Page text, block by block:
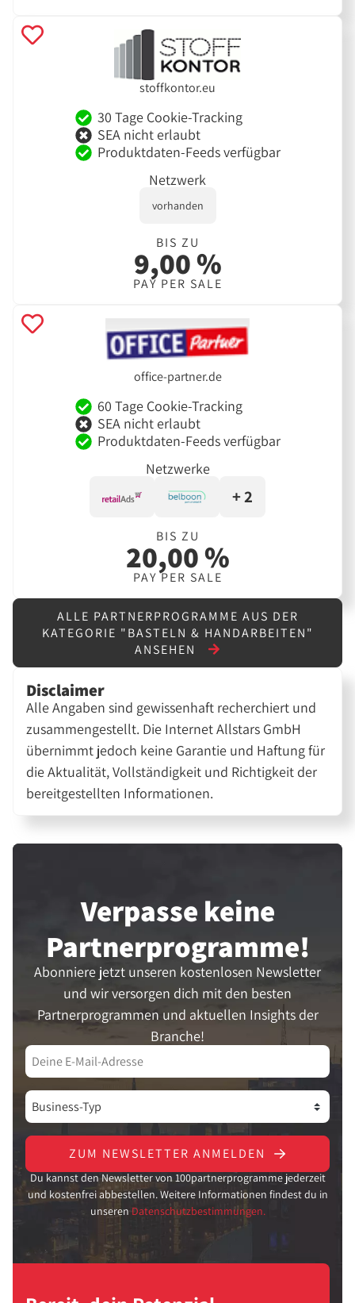
stoffkontor.eu
30 Tage Cookie-Tracking
SEA nicht erlaubt
Produktdaten-Feeds verfügbar
Netzwerk
vorhanden
BIS ZU
9,00 %
PAY PER SALE
office-partner.de
60 Tage Cookie-Tracking
SEA nicht erlaubt
Produktdaten-Feeds verfügbar
Netzwerke
+ 2
BIS ZU
20,00 %
PAY PER SALE
ALLE PARTNERPROGRAMME AUS DER
KATEGORIE "BASTELN & HANDARBEITEN"
ANSEHEN
Disclaimer
Alle Angaben sind gewissenhaft recherchiert und
zusammengestellt. Die Internet Allstars GmbH
übernimmt jedoch keine Garantie und Haftung für
die Aktualität, Vollständigkeit und Richtigkeit der
bereitgestellten Informationen.
Verpasse keine
Partner­programme!
Abonniere jetzt unseren kostenlosen Newsletter
und wir versorgen dich mit den besten
Partnerprogrammen und aktuellen Insights der
Branche!
ZUM NEWSLETTER ANMELDEN
Du kannst den Newsletter von 100partnerprogramme jederzeit
und kostenfrei abbestellen. Weitere Informationen findest du in
unseren Datenschutzbestimmungen.